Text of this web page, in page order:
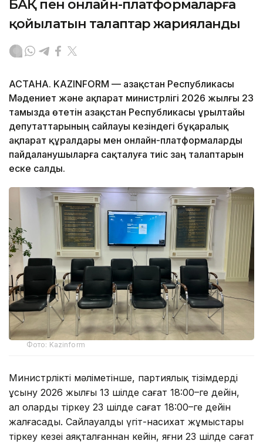
БАҚ пен онлайн-платформаларға
қойылатын талаптар жарияланды
АСТАНА. KAZINFORM — Қазақстан Республикасы
Мәдениет және ақпарат министрлігі 2026 жылғы 23
тамызда өтетін Қазақстан Республикасы Құрылтайы
депутаттарының сайлауы кезіндегі бұқаралық
ақпарат құралдары мен онлайн-платформаларды
пайдаланушыларға сақталуға тиіс заң талаптарын
еске салды.
Фото: Kazinform
Министрліктің мәліметінше, партиялық тізімдерді
ұсыну 2026 жылғы 13 шілде сағат 18:00–ге дейін,
ал оларды тіркеу 23 шілде сағат 18:00–ге дейін
жалғасады. Сайлауалды үгіт-насихат жұмыстары
тіркеу кезеңі аяқталғаннан кейін, яғни 23 шілде сағат